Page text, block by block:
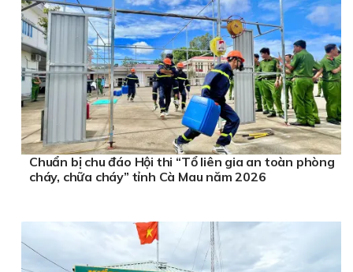
Chuẩn bị chu đáo Hội thi “Tổ liên gia an toàn phòng
cháy, chữa cháy” tỉnh Cà Mau năm 2026